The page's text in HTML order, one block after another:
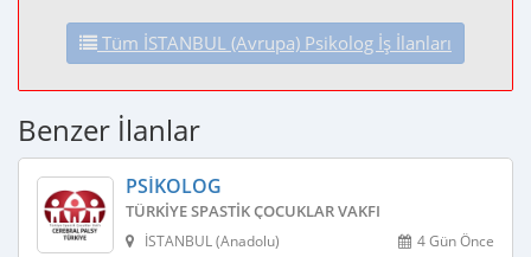
Tüm İSTANBUL (Avrupa) Psikolog İş İlanları
Benzer İlanlar
PSIKOLOG
TÜRKIYE SPASTIK ÇOCUKLAR VAKFI
4 Gün Önce
İSTANBUL (Anadolu)